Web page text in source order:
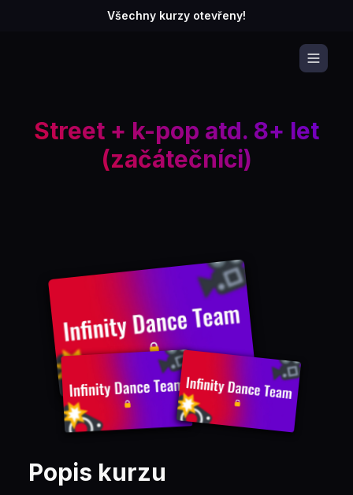
Všechny kurzy otevřeny!
Street + k-pop atd. 8+ let
(začátečníci)
Popis kurzu